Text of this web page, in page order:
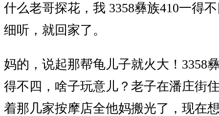
什么老哥探花，我 3358彝族410一得
细听，就回家了。
妈的，说起那帮龟儿子就火大！3358
得不四，啥子玩意儿？老子在潘庄街
着那几家按摩店全他妈搬光了，现在